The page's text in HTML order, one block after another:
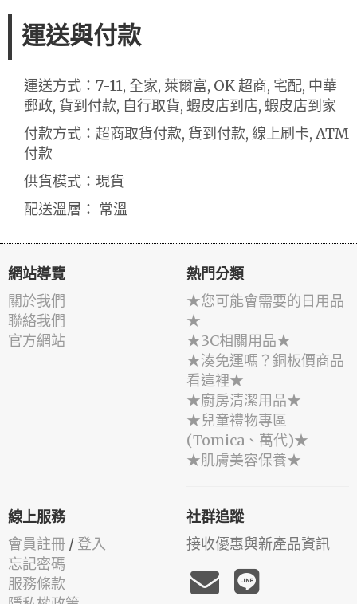
運送與付款
運送方式：7-11, 全家, 萊爾富, OK 超商, 宅配, 中華
郵政, 貨到付款, 自行取貨, 蝦皮店到店, 蝦皮店到家
付款方式：超商取貨付款, 貨到付款, 線上刷卡, ATM
付款
供貨模式：現貨
配送溫層： 常溫
網站導覽
關於我們
聯絡我們
官方網站
熱門分類
★您可能會需要的日用品
★
★3C相關用品★
★湊免運嗎？銅板價商品
看這裡★
★廚房清潔用品★
★兒童禮物專區
(Tomica、萬代)★
★肌膚美容保養★
線上服務
會員註冊 / 登入
忘記密碼
服務條款
社群追蹤
接收優惠與新產品資訊